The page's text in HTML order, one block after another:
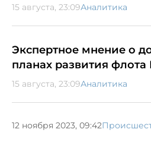
15 августа, 23:09Аналитика
Экспертное мнение о
планах развития флота
15 августа, 23:09Аналитика
12 ноября 2023, 09:42